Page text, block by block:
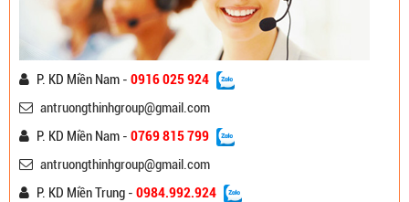
P. KD Miền Nam - 0916 025 924
antruongthinhgroup@gmail.com
P. KD Miền Nam - 0769 815 799
antruongthinhgroup@gmail.com
P. KD Miền Trung - 0984.992.924